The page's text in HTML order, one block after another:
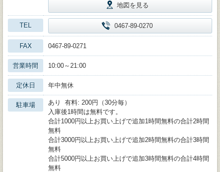
地図を見る
TEL 0467-89-0270
FAX 0467-89-0271
営業時間 10:00～21:00
定休日 年中無休
駐車場
あり 有料: 200円（30分毎）
入庫後1時間は無料です。
合計1000円以上お買い上げで追加1時間無料の合計2時間
無料
合計3000円以上お買い上げで追加2時間無料の合計3時間
無料
合計5000円以上お買い上げで追加3時間無料の合計4時間
無料